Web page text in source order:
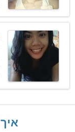
איך IdnDatingGo עובד